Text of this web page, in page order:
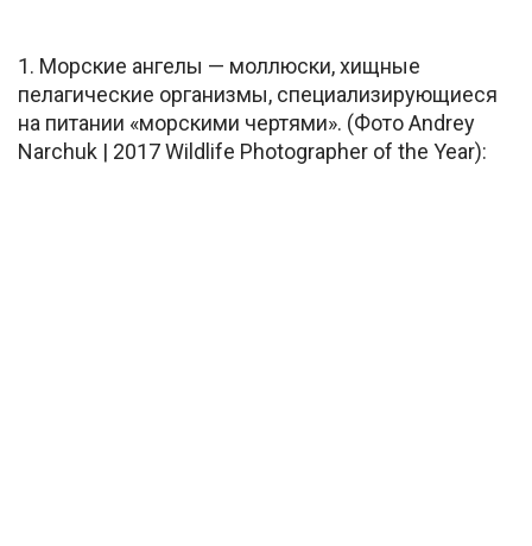
1. Морские ангелы — моллюски, хищные
пелагические организмы, специализирующиеся
на питании «морскими чертями». (Фото Andrey
Narchuk | 2017 Wildlife Photographer of the Year):